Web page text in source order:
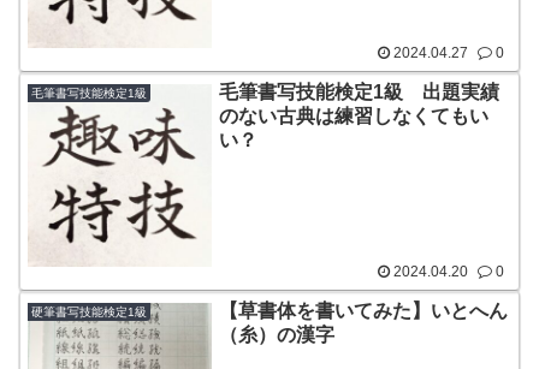
2024.04.27 0
毛筆書写技能検定1級
毛筆書写技能検定1級 出題実績
のない古典は練習しなくてもい
い？
2024.04.20 0
硬筆書写技能検定1級
【草書体を書いてみた】いとへん
（糸）の漢字